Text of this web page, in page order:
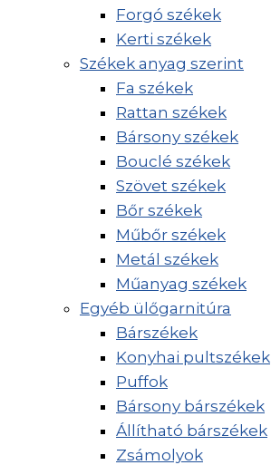
Forgó székek
Kerti székek
Székek anyag szerint
Fa székek
Rattan székek
Bársony székek
Bouclé székek
Szövet székek
Bőr székek
Műbőr székek
Metál székek
Műanyag székek
Egyéb ülőgarnitúra
Bárszékek
Konyhai pultszékek
Puffok
Bársony bárszékek
Állítható bárszékek
Zsámolyok